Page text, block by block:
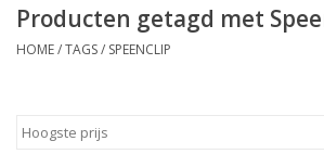
Paspoppen
Producten getagd met
HOME/TAGS/ SPEENCLIP